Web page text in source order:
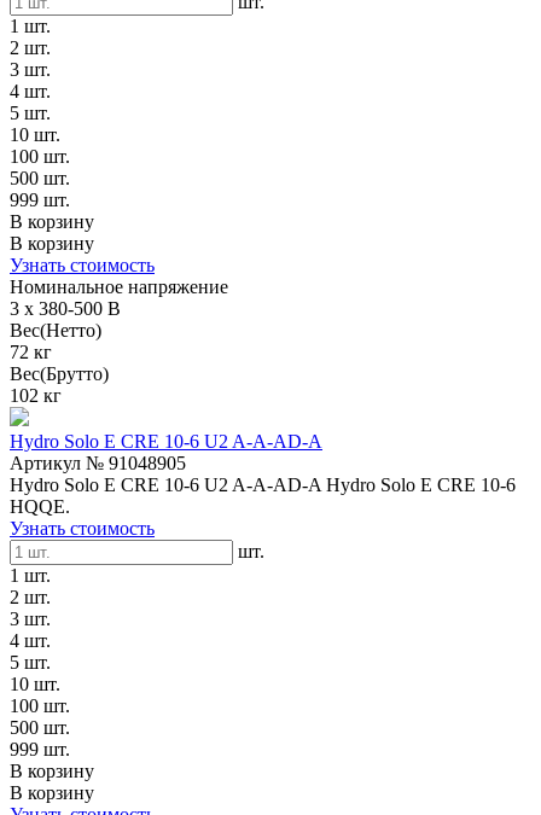
1 шт.
2 шт.
3 шт.
4 шт.
5 шт.
10 шт.
100 шт.
500 шт.
999 шт.
В корзину
В корзину
Узнать стоимость
Номинальное напряжение
3 x 380-500 В
Вес(Нетто)
72 кг
Вес(Брутто)
102 кг
Hydro Solo E CRE 10-6 U2 A-A-AD-A
Артикул № 91048905
Hydro Solo E CRE 10-6 U2 A-A-AD-A Hydro Solo E CRE 10-6
HQQE.
Узнать стоимость
шт.
1 шт.
2 шт.
3 шт.
4 шт.
5 шт.
10 шт.
100 шт.
500 шт.
999 шт.
В корзину
В корзину